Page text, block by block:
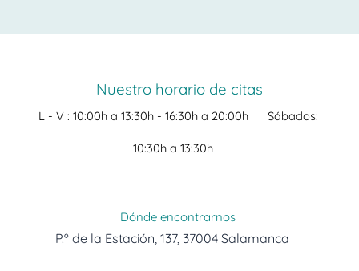
Nuestro horario de citas
L - V : 10:00h a 13:30h - 16:30h a 20:00h Sábados:
10:30h a 13:30h
Dónde encontrarnos
P.º de la Estación, 137, 37004 Salamanca